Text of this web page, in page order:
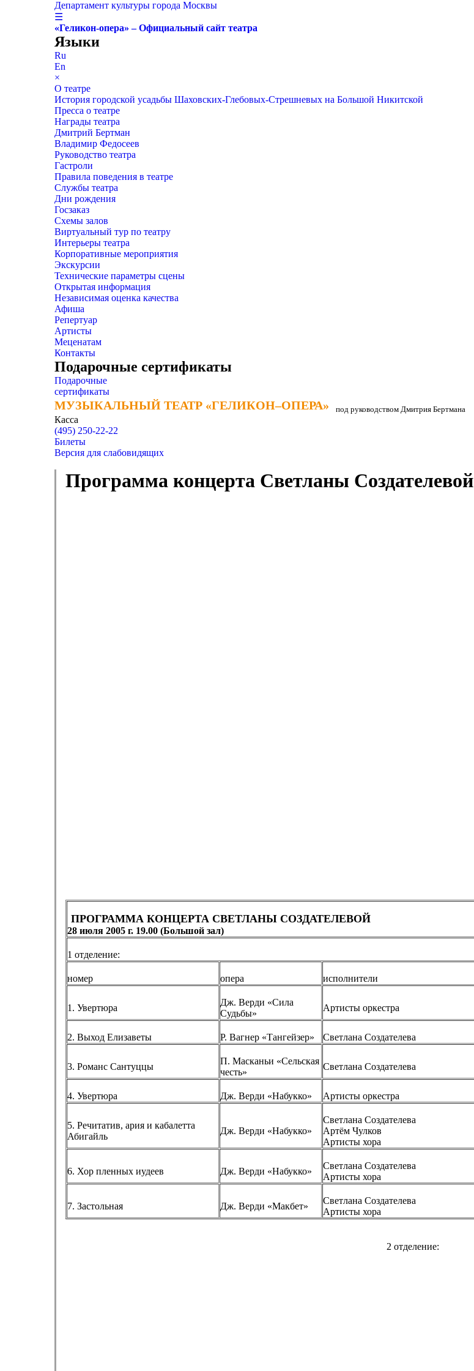
Департамент культуры города Москвы
☰
«Геликон-опера» – Официальный сайт театра
Языки
Ru
En
×
О театре
История городской усадьбы Шаховских-Глебовых-Стрешневых на Большой Никитской
Пресса о театре
Награды театра
Дмитрий Бертман
Владимир Федосеев
Руководство театра
Гастроли
Правила поведения в театре
Службы театра
Дни рождения
Госзаказ
Схемы залов
Виртуальный тур по театру
Интерьеры театра
Корпоративные мероприятия
Экскурсии
Технические параметры сцены
Открытая информация
Независимая оценка качества
Афиша
Репертуар
Артисты
Меценатам
Контакты
Подарочные сертификаты
Подарочные
сертификаты
МУЗЫКАЛЬНЫЙ ТЕАТР «ГЕЛИКОН–ОПЕРА»
МУЗЫКАЛЬНЫЙ ТЕАТР «ГЕЛИКОН–ОПЕРА» под руководством Дмитрия Бертмана
Касса
(495) 250-22-22
Билеты
Версия для слабовидящих
Программа концерта Светланы Создателевой
ПРОГРАММА КОНЦЕРТА СВЕТЛАНЫ СОЗДАТЕЛЕВОЙ
28 июля 2005 г. 19.00(Большой зал)
1 отделение:
номер опера исполнители
1. Увертюра
Дж. Верди «Сила
Судьбы»
Артисты оркестра
2. Выход Елизаветы Р. Вагнер «Тангейзер» Светлана Создателева
3. Романс Сантуццы
П. Масканьи «Сельская
честь»
Светлана Создателева
4. Увертюра Дж. Верди «Набукко» Артисты оркестра
5. Речитатив, ария и кабалетта
Абигайль
Дж. Верди «Набукко»
Светлана Создателева
Артём Чулков
Артисты хора
6. Хор пленных иудеев Дж. Верди «Набукко»
Светлана Создателева
Артисты хора
7. Застольная Дж. Верди «Макбет»
Светлана Создателева
Артисты хора
2 отделение: